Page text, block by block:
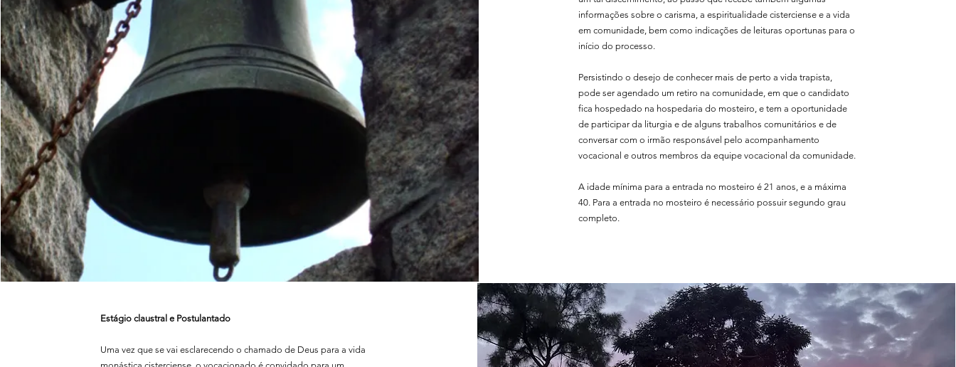
informações sobre o carisma, a espiritualidade cisterciense e a vida
em comunidade, bem como indicações de leituras oportunas para o
início do processo.
Persistindo o desejo de conhecer mais de perto a vida trapista,
pode ser agendado um retiro na comunidade, em que o candidato
fica hospedado na hospedaria do mosteiro, e tem a oportunidade
de participar da liturgia e de alguns trabalhos comunitários e de
conversar com o irmão responsável pelo acompanhamento
vocacional e outros membros da equipe vocacional da comunidade.
A idade mínima para a entrada no mosteiro é 21 anos, e a máxima
40. Para a entrada no mosteiro é necessário possuir segundo grau
completo.
Estágio claustral e Postulantado
Uma vez que se vai esclarecendo o chamado de Deus para a vida